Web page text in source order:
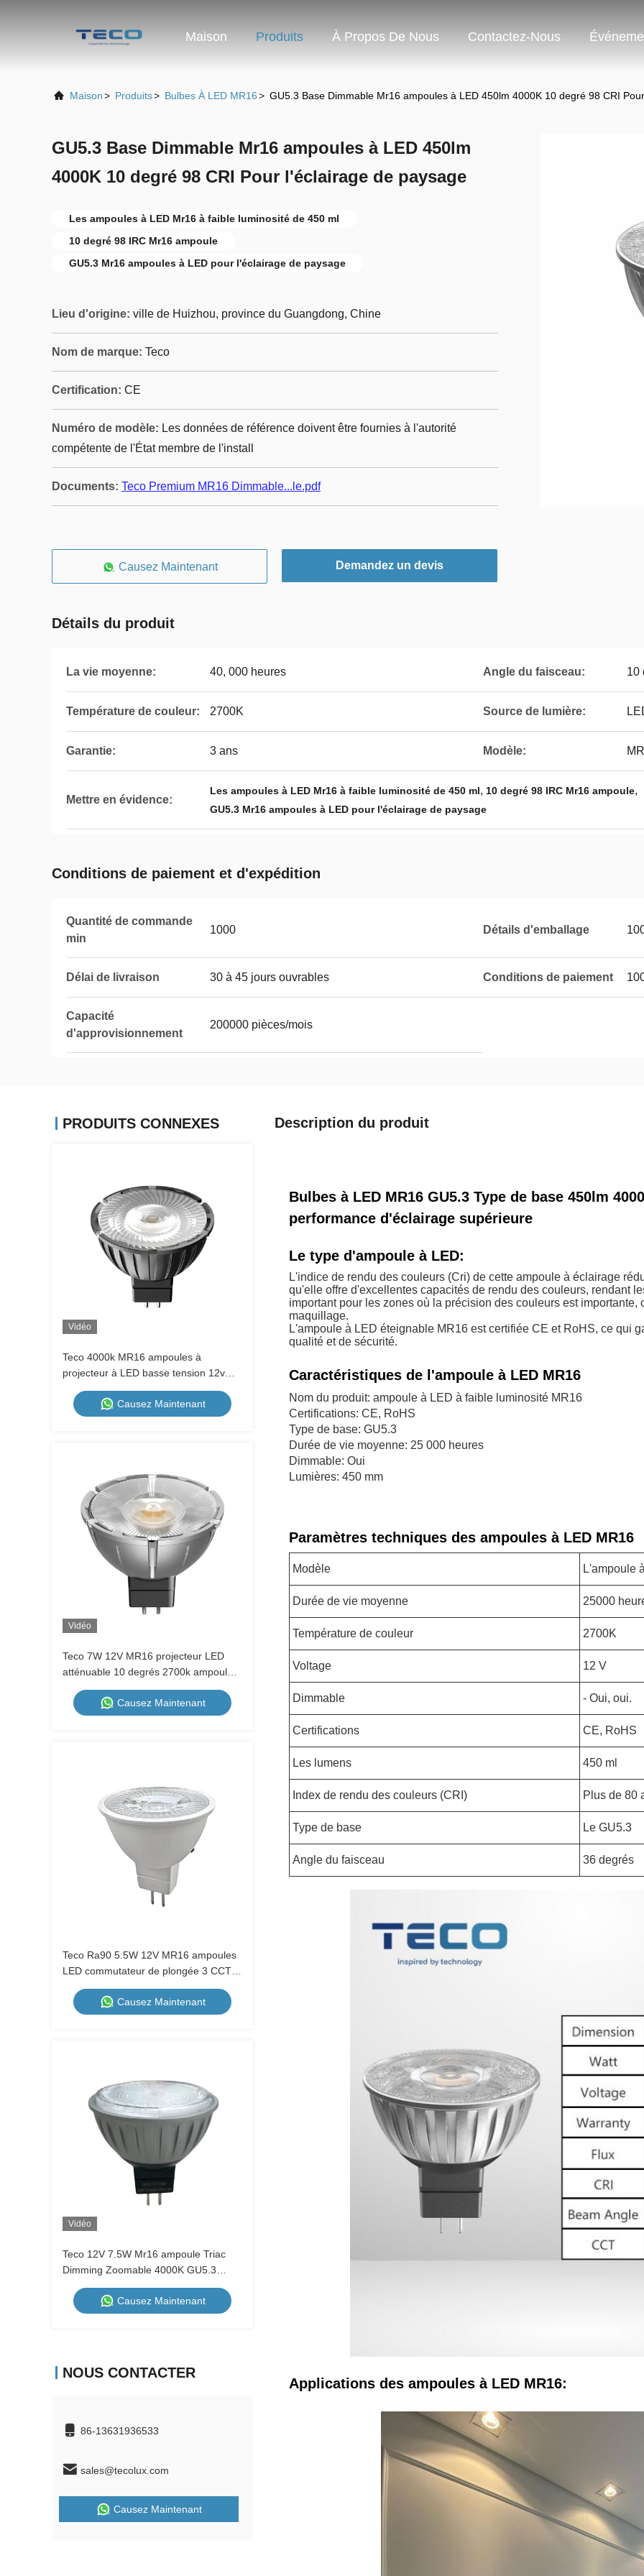
Maison Produits À Propos De Nous Contactez-Nous
Maison> Produits> Bulbes À LED MR16> GU5.3 Base Dimmable Mr16 ampoules à LED 450lm 4000K 10 degré 98 CRI
GU5.3 Base Dimmable Mr16 ampoules à LED 450lm
4000K 10 degré 98 CRI Pour l'éclairage de paysage
Les ampoules à LED Mr16 à faible luminosité de 450 ml
10 degré 98 IRC Mr16 ampoule
GU5.3 Mr16 ampoules à LED pour l'éclairage de paysage
Lieu d'origine: ville de Huizhou, province du Guangdong, Chine
Nom de marque: Teco
Certification: CE
Numéro de modèle: Les données de référence doivent être fournies à l'autorité
compétente de l'État membre de l'install
Documents: Teco Premium MR16 Dimmable...le.pdf
Causez Maintenant Demandez un devis
Détails du produit
La vie moyenne: 40, 000 heures Angle du faisceau: 10
Température de couleur: 2700K Source de lumière:
Garantie: 3 ans Modèle:
Mettre en évidence:
Les ampoules à LED Mr16 à faible luminosité de 450 ml, 10 degré 98 IRC Mr16 ampoule,
GU5.3 Mr16 ampoules à LED pour l'éclairage de paysage
Conditions de paiement et d'expédition
Quantité de commande
min
1000 Détails d'emballage
Délai de livraison 30 à 45 jours ouvrables Conditions de paiement
Capacité
d'approvisionnement
200000 pièces/mois
PRODUITS CONNEXES
Vidéo
Teco 4000k MR16 ampoules à
projecteur à LED basse tension 12v
GU5.3 Base 7W 36 degrés angle de
faisceau
Causez Maintenant
Vidéo
Teco 7W 12V MR16 projecteur LED
atténuable 10 degrés 2700k ampoules
blanches très chaudes
Causez Maintenant
Teco Ra90 5.5W 12V MR16 ampoules
LED commutateur de plongée 3 CCT
Dimming 60D projecteur LED intérieur
Causez Maintenant
Vidéo
Teco 12V 7.5W Mr16 ampoule Triac
Dimming Zoomable 4000K GU5.3
MR16 Lampes à LED
Causez Maintenant
NOUS CONTACTER
86-13631936533
sales@tecolux.com
Causez Maintenant
Description du produit
Bulbes à LED MR16 GU5.3 Type de base 450lm
performance d'éclairage supérieure
Le type d'ampoule à LED:
L'indice de rendu des couleurs (Cri) de cette ampoule à éclairage
qu'elle offre d'excellentes capacités de rendu des couleurs, rendant
important pour les zones où la précision des couleurs est
maquillage.
L'ampoule à LED éteignable MR16 est certifiée CE et RoHS, ce qui
qualité et de sécurité.
Caractéristiques de l'ampoule à LED MR16
Nom du produit: ampoule à LED à faible luminosité MR16
Certifications: CE, RoHS
Type de base: GU5.3
Durée de vie moyenne: 25 000 heures
Dimmable: Oui
Lumières: 450 mm
Paramètres techniques des ampoules à LED MR16
Modèle L'ampoule
Durée de vie moyenne 25000
Température de couleur 2700K
Voltage 12 V
Dimmable - Oui, oui.
Certifications CE, RoHS
Les lumens 450 ml
Index de rendu des couleurs (CRI) Plus de 80
Type de base Le GU5.3
Angle du faisceau 36 degrés
Applications des ampoules à LED MR16: